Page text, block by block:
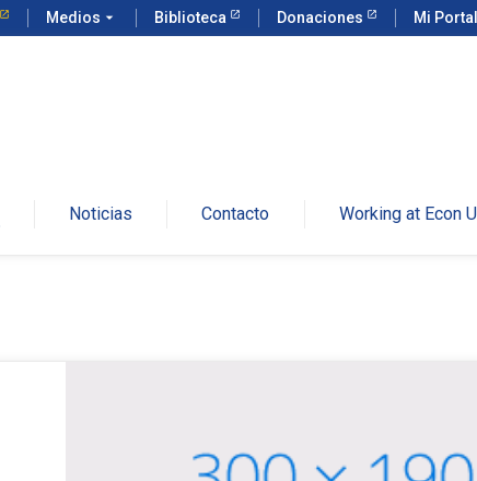
Medios arrow_drop_down Biblioteca Donaciones Mi
Noticias Contacto Working at Econ